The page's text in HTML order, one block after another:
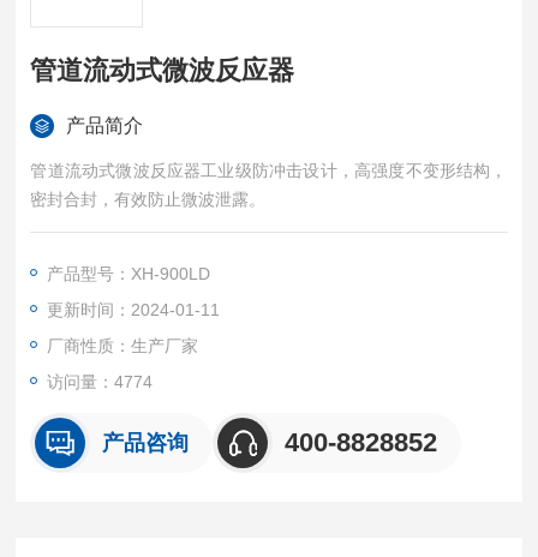
管道流动式微波反应器
产品简介
管道流动式微波反应器工业级防冲击设计，高强度不变形结构，
密封合封，有效防止微波泄露。
产品型号：XH-900LD
更新时间：2024-01-11
厂商性质：生产厂家
访问量：4774
产品咨询 400-8828852